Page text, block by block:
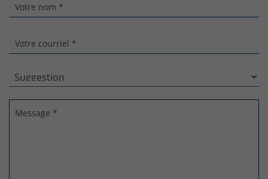
Votre nom *
Votre courriel *
Message *